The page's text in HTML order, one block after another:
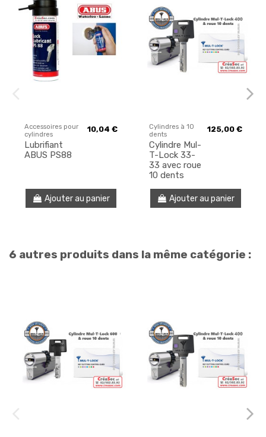
Accessoires pour
cylindres
Lubrifiant
ABUS PS88
10,04 €
Ajouter au panier
Cylindres à 10
dents
Cylindre Mul-
T-Lock 33-
33 avec roue
10 dents
125,00 €
Ajouter au panier
6 autres produits dans la même catégorie :